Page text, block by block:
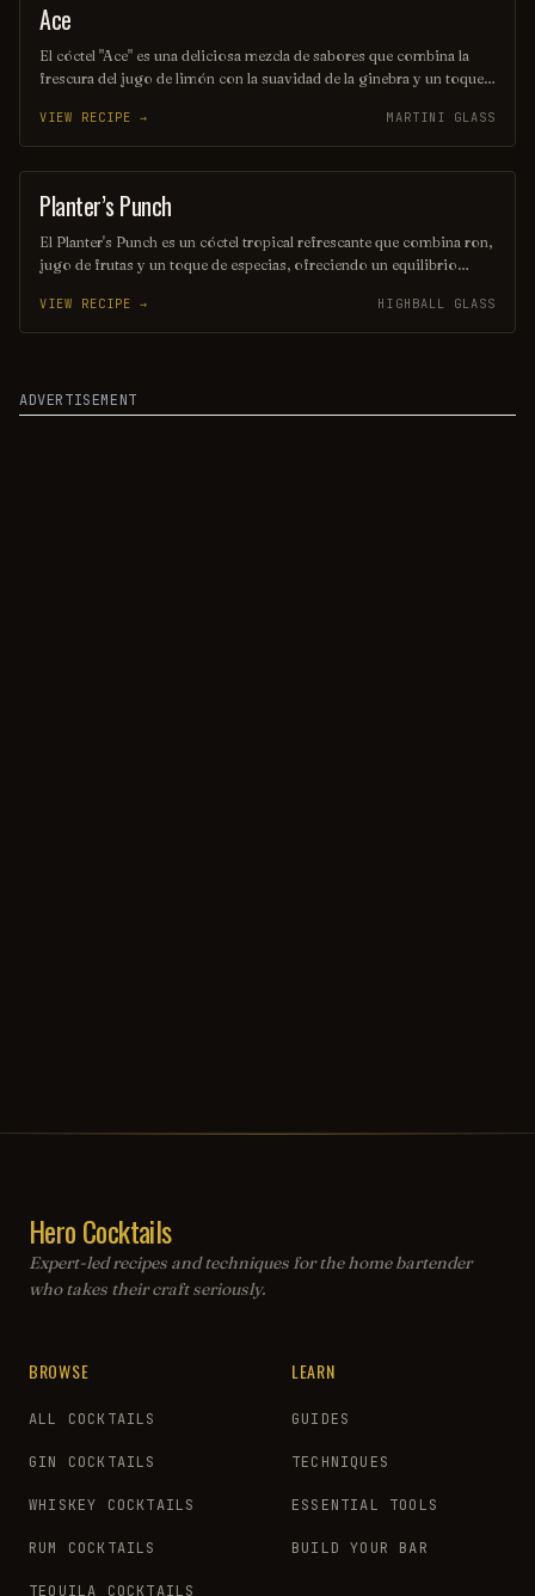
COCKTAIL
Ace
El cóctel "Ace" es una deliciosa mezcla de sabores que combina la
frescura del jugo de limón con la suavidad de la ginebra y un toque
de menta, es la bebida perfecta para disfrutar en una tarde soleada.
Su equilibrio entre lo ácido y lo dulce lo convierte en un verdadero
as en cualquier reunión.
VIEW RECIPE → MARTINI GLASS
COCKTAIL
Planter’s Punch
El Planter's Punch es un cóctel tropical refrescante que combina ron,
jugo de frutas y un toque de especias, ofreciendo un equilibrio
del Caribe, es ideal para disfrutar en días soleados y evoca la esencia
del verano. Su presentación colorida y vibrante la convierte en un
VIEW RECIPE → HIGHBALL GLASS
ADVERTISEMENT
Hero Cocktails
Expert-led recipes and techniques for the home bartender
who takes their craft seriously.
BROWSE
ALL COCKTAILS
GIN COCKTAILS
WHISKEY COCKTAILS
RUM COCKTAILS
TEQUILA COCKTAILS
LEARN
GUIDES
TECHNIQUES
ESSENTIAL TOOLS
BUILD YOUR BAR